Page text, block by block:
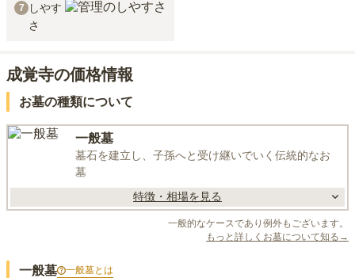
7
しやす
さ
成覚寺の価格情報
お墓の種類について
一般墓
墓石を建立し、子孫へと受け継いでいく伝統的なお
墓
特徴・相場を見る
一般的なケースであり例外もございます。
もっと詳しくお墓について知る→
一般墓 一般墓とは